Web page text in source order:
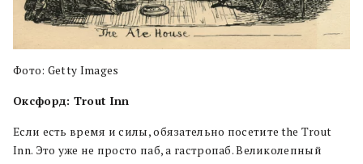
Фото: Getty Images
Оксфорд: Trout Inn
Если есть время и силы, обязательно посетите the Trout
Inn. Это уже не просто паб, а гастропаб. Великолепный